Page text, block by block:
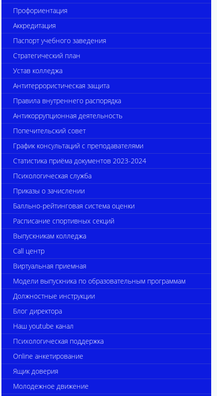
Профориентация
Аккредитация
Паспорт учебного заведения
Стратегический план
Устав колледжа
Антитеррористическая защита
Правила внутреннего распорядка
Антикоррупционная деятельность
Попечительский совет
График консультаций с преподавателями
Статистика приёма документов 2023-2024
Психологическая служба
Приказы о зачислении
Балльно-рейтинговая система оценки
Расписание спортивных секций
Выпускникам колледжа
Call центр
Виртуальная приемная
Модели выпускника по образовательным программам
Должностные инструкции
Блог директора
Наш youtube канал
Психологическая поддержка
Online анкетирование
Ящик доверия
Молодежное движение